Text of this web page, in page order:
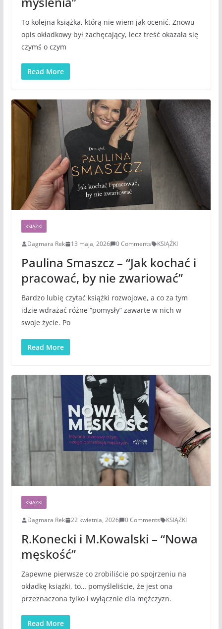
To kolejna książka, którą nie wiem jak ocenić. Znowu
opis okładkowy był zachęcający, lecz treść okazała się
czymś o czym
Read More
KSIĄŻKI
Dagmara Rek 13 maja, 2026 0 Comments KSIĄŻKI
Paulina Smaszcz – “Jak kochać i
pracować, by nie zwariować”
Bardzo lubię czytać książki rozwojowe, a co za tym
idzie wdrażać różne “pomysły” zawarte w nich w
swoje życie. Po
Read More
KSIĄŻKI
Dagmara Rek 22 kwietnia, 2026 0 Comments KSIĄŻKI
R.Konecki i M.Kowalski – “Nowa
męskość”
Zapewne pierwsze co zrobiliście po spojrzeniu na
okładkę książki, to… pomyśleliście, że jest ona
przeznaczona tylko i wyłącznie dla mężczyzn.
Read More